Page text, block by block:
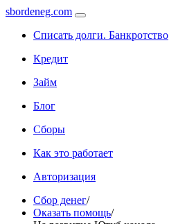
sbordeneg.com
Списать долги. Банкротство
Кредит
Займ
Блог
Сборы
Как это работает
Авторизация
Сбор денег/
Оказать помощь/